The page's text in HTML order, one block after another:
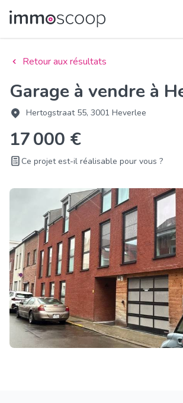
Retour aux résultats
Garage à vendre à
Hertogstraat 55, 3001 Heverlee
17 000 €
Ce projet est-il réalisable pour vous ?